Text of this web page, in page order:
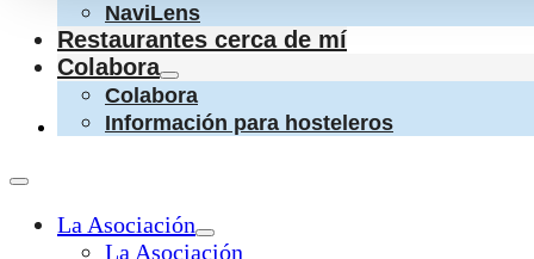
NaviLens
Restaurantes cerca de mí
Colabora
Colabora
Información para hosteleros
La Asociación
La Asociación